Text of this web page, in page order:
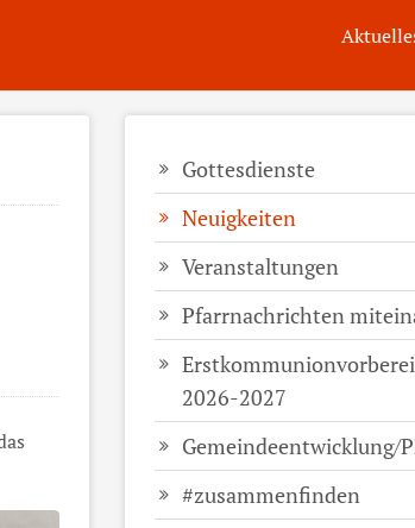
Gottesdienste
Neuigkeiten
Veranstaltungen
Pfarrnachrichten
2026-2027
Gemeindeentwicklung/
#zusammenfinden